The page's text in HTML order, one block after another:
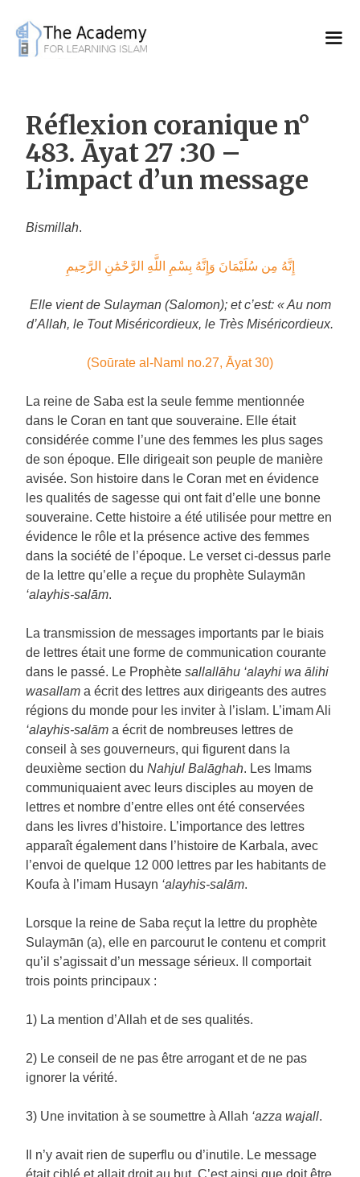
content
Réflexion coranique n°
483. Āyat 27 :30 –
L’impact d’un message
Bismillah.
إِنَّهُ مِن سُلَيْمَانَ وَإِنَّهُ بِسْمِ اللَّهِ الرَّحْمَٰنِ الرَّحِيمِ
Elle vient de Sulayman (Salomon); et c’est: « Au nom
d’Allah, le Tout Miséricordieux, le Très Miséricordieux.
(Soūrate al-Naml no.27, Āyat 30)
La reine de Saba est la seule femme mentionnée
dans le Coran en tant que souveraine. Elle était
considérée comme l’une des femmes les plus sages
de son époque. Elle dirigeait son peuple de manière
avisée. Son histoire dans le Coran met en évidence
les qualités de sagesse qui ont fait d’elle une bonne
souveraine. Cette histoire a été utilisée pour mettre en
évidence le rôle et la présence active des femmes
dans la société de l’époque. Le verset ci-dessus parle
de la lettre qu’elle a reçue du prophète Sulaymān
‘alayhis-salām.
La transmission de messages importants par le biais
de lettres était une forme de communication courante
dans le passé. Le Prophète sallallāhu ‘alayhi wa ālihi
wasallam a écrit des lettres aux dirigeants des autres
régions du monde pour les inviter à l’islam. L’imam Ali
‘alayhis-salām a écrit de nombreuses lettres de
conseil à ses gouverneurs, qui figurent dans la
deuxième section du Nahjul Balāghah. Les Imams
communiquaient avec leurs disciples au moyen de
lettres et nombre d’entre elles ont été conservées
dans les livres d’histoire. L’importance des lettres
apparaît également dans l’histoire de Karbala, avec
l’envoi de quelque 12 000 lettres par les habitants de
Koufa à l’imam Husayn ‘alayhis-salām.
Lorsque la reine de Saba reçut la lettre du prophète
Sulaymān (a), elle en parcourut le contenu et comprit
qu’il s’agissait d’un message sérieux. Il comportait
trois points principaux :
1) La mention d’Allah et de ses qualités.
2) Le conseil de ne pas être arrogant et de ne pas
ignorer la vérité.
3) Une invitation à se soumettre à Allah ‘azza wajall.
Il n’y avait rien de superflu ou d’inutile. Le message
était ciblé et allait droit au but. C’est ainsi que doit être